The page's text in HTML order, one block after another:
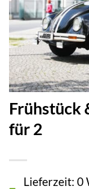
Frühstück
für 2
Lieferzeit: 0